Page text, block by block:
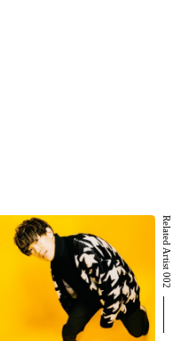
Related Artist 002